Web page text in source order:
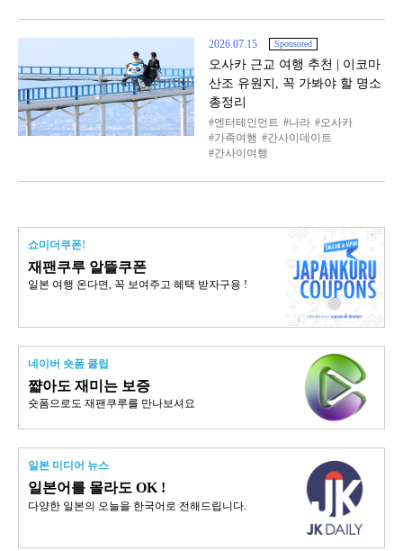
2026.07.15 Sponsored
오사카 근교 여행 추천 | 이코마
산조 유원지, 꼭 가봐야 할 명소
총정리
엔터테인먼트 나라
오사카
가족여행
간사이데이트
간사이여행
쇼미더쿠폰!
재팬쿠루 알뜰쿠폰
일본 여행 온다면, 꼭 보여주고 혜택 받자구용 !
네이버 숏폼 클립
쨟아도 재미는 보증
숏폼으로도 재팬쿠루를 만나보셔요
일본 미디어 뉴스
일본어를 몰라도 OK !
다양한 일본의 오늘을 한국어로 전해드립니다.